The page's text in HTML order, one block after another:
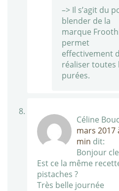
–> Il s’agit du
blender de la
marque
permet
effectivement
réaliser toutes
purées.
Céline
mars 2017
min dit:
Bonjour
Est ce la même
pistaches ?
Très belle journée